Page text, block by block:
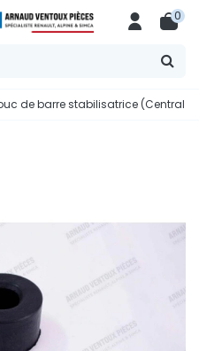
0
de barre stabilisatrice (Central